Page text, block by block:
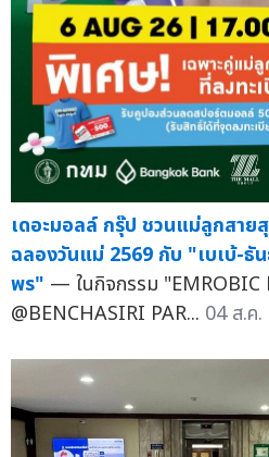
เดอะมอลล์ กรุ๊ป ชวนแม่ลูกสา
ฉลองวันแม่ 2569 กับ "เบเบ้-ธั
พร" — ในกิจกรรม "EMROBIC
@BENCHASIRI PAR... 04 ส.ค.